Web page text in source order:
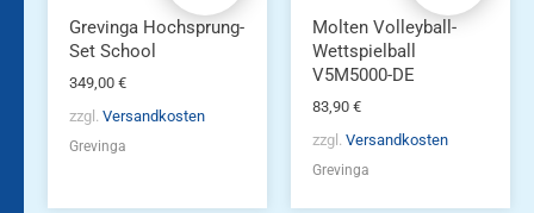
Grevinga Hochsprung-
Set School
349,00 €
zzgl. Versandkosten
Grevinga
Molten Volleyball-
Wettspielball
V5M5000-DE
83,90 €
zzgl. Versandkosten
Grevinga